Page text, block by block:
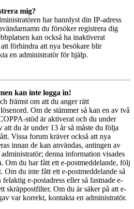
mig?
har bannlyst din IP-adress
du försöker registrera dig
kan också ha inaktiverat
förhindra att nya besökare blir
en administratör för hjälp.
kan inte logga in!
främst om att du anger rätt
Om de stämmer så kan en av två
stöd är aktiverat och du under
att du är under 13 år så måste du följa
Vissa forum kräver också att nya
innan de kan användas, antingen av
denna information visades
Om du har fått ett e-postmeddelande, följ
Om du inte fått ett e-postmeddelande så
e-postadress eller så fastnade e-
skräppostfilter. Om du är säker på att e-
var korrekt, kontakta en administratör.